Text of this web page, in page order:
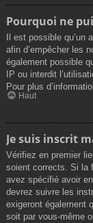
Pourquoi ne
Il est possible qu’un
afin d’empêcher les
également possible
IP ou interdit
Pour plus
Haut
Je suis inscrit
Vérifiez en premier
soient corrects. Si la
avez spécifié avoir
devrez suivre les
exigeront également
soit par vous-même